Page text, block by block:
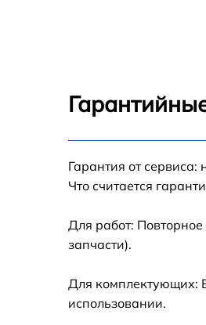
Прошивка блока
ue32es6550s
ue32es6550s
Ремонт блока
ue32es6550s
Гарантия от
Что считается
Для работ:
запчасти).
Для комплектующих:
использовании.